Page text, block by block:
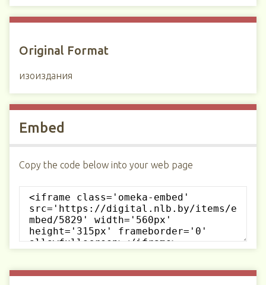
Original Format
изоиздания
Embed
Copy the code below into your web page